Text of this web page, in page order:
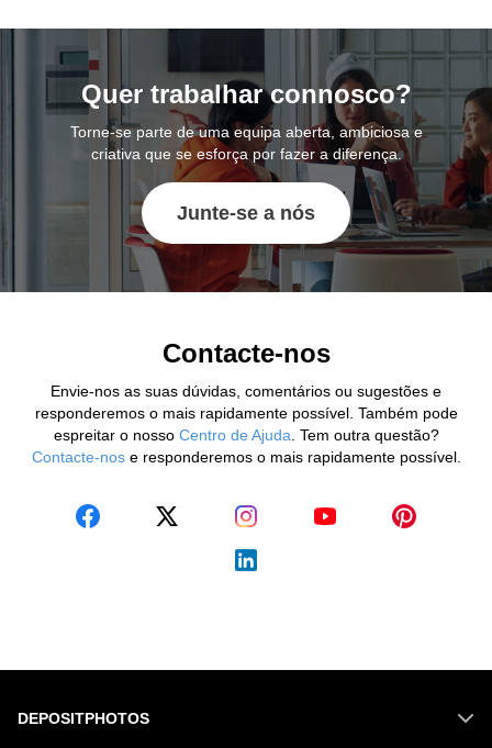
Quer trabalhar connosco?
Torne-se parte de uma equipa aberta, ambiciosa e
criativa que se esforça por fazer a diferença.
Junte-se a nós
Contacte-nos
Envie-nos as suas dúvidas, comentários ou sugestões e
responderemos o mais rapidamente possível. Também pode
espreitar o nosso Centro de Ajuda Tem outra questão?
Contacte-nose responderemos o mais rapidamente possível.
DEPOSITPHOTOS